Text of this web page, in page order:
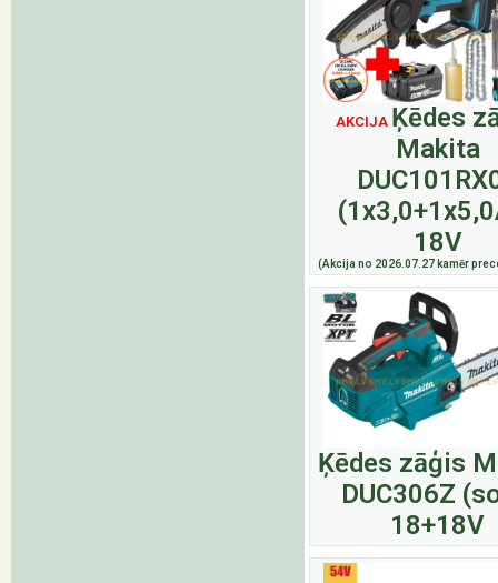
AKCIJA Ķēdes
Makita
18V
(Akcija no 2026.07.27 kamēr
Ķēdes zāģis
DUC306Z
18+18V